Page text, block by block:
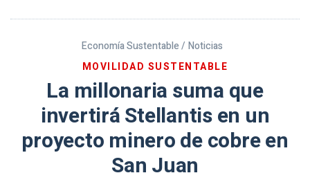
Economía Sustentable / Noticias
MOVILIDAD SUSTENTABLE
La millonaria suma que
invertirá Stellantis en un
proyecto minero de cobre en
San Juan